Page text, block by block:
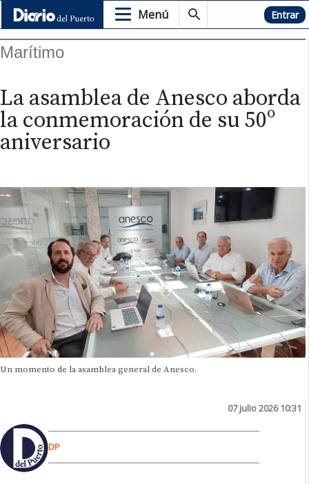
Menú Hemeroteca Entrar
Marítimo
La asamblea de Anesco aborda
la conmemoración de su 50º
aniversario
Un momento de la asamblea general de Anesco.
07 julio 2026 10:31
DP